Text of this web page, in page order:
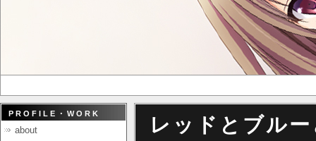
レッドとブル
PROFILE・WORK
about